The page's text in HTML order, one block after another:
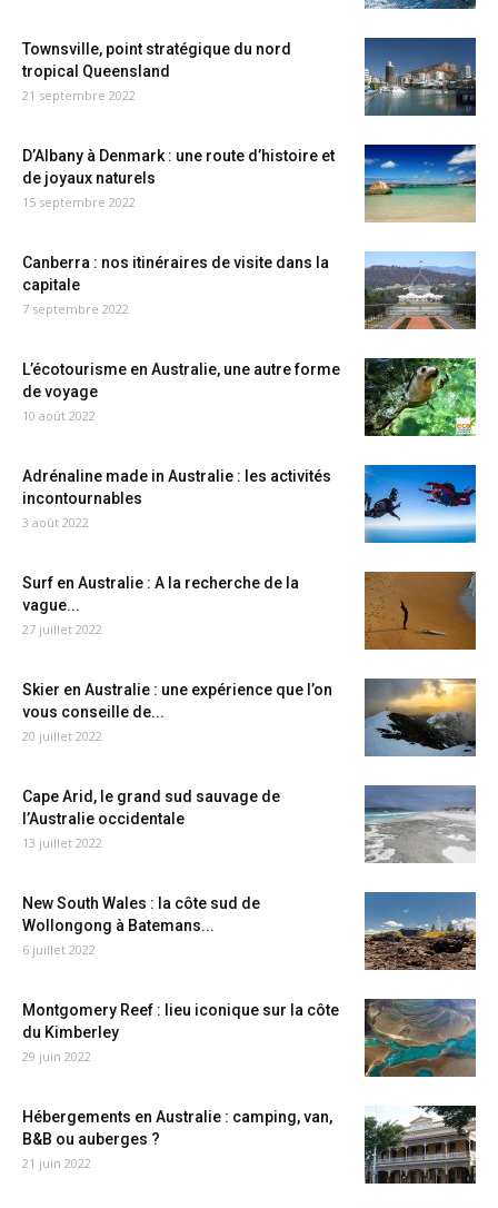
Townsville, point stratégique du nord
tropical Queensland
21 septembre 2022
D’Albany à Denmark : une route d’histoire et
de joyaux naturels
15 septembre 2022
Canberra : nos itinéraires de visite dans la
capitale
7 septembre 2022
L’écotourisme en Australie, une autre forme
de voyage
10 août 2022
Adrénaline made in Australie : les activités
incontournables
3 août 2022
Surf en Australie : A la recherche de la
vague...
27 juillet 2022
Skier en Australie : une expérience que l’on
vous conseille de...
20 juillet 2022
Cape Arid, le grand sud sauvage de
l’Australie occidentale
13 juillet 2022
New South Wales : la côte sud de
Wollongong à Batemans...
6 juillet 2022
Montgomery Reef : lieu iconique sur la côte
du Kimberley
29 juin 2022
Hébergements en Australie : camping, van,
B&B ou auberges ?
21 juin 2022